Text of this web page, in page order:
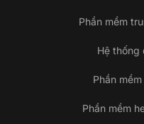
Phần mềm
Hệ thống
Phần
Phần mềm